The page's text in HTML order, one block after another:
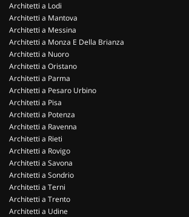
Architetti a Lodi
Architetti a Mantova
Architetti a Messina
Architetti a Monza E Della Brianza
Architetti a Nuoro
Architetti a Oristano
Architetti a Parma
Architetti a Pesaro Urbino
Architetti a Pisa
Architetti a Potenza
Architetti a Ravenna
Architetti a Rieti
Architetti a Rovigo
Architetti a Savona
Architetti a Sondrio
Architetti a Terni
Architetti a Trento
Architetti a Udine